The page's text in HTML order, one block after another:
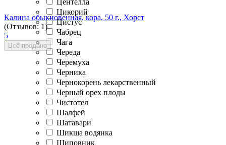
Цикорий
Цистус
Чабрец
Чага
Череда
Черемуха
Черника
Чернокорень лекарственный
Черный орех плоды
Чистотел
Шалфей
Шатавари
Шикша водянка
Шиповник
Калина обыкновенная, кора, 50 г., Хорст
(Отзывов: 1)
5
Всё продано